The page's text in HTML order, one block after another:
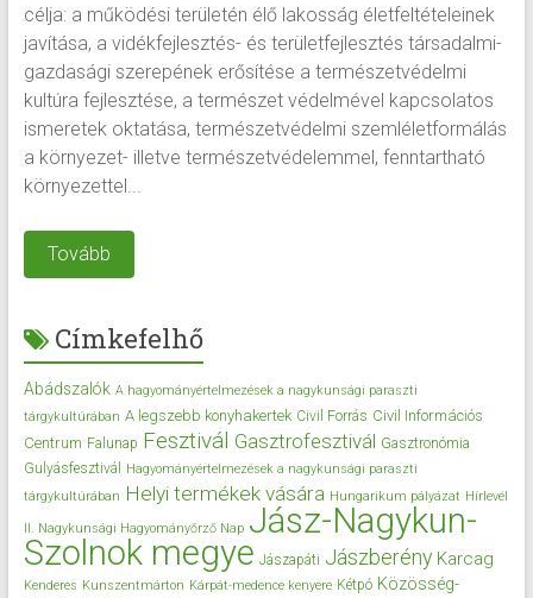
célja: a működési területén élő lakosság életfeltételeinek
javítása, a vidékfejlesztés- és területfejlesztés társadalmi-
gazdasági szerepének erősítése a természetvédelmi
kultúra fejlesztése, a természet védelmével kapcsolatos
ismeretek oktatása, természetvédelmi szemléletformálás
a környezet- illetve természetvédelemmel, fenntartható
környezettel...
Tovább
Címkefelhő
Abádszalók A hagyományértelmezések a nagykunsági paraszti
tárgykultúrában A legszebb konyhakertek Civil Forrás Civil Információs
Centrum Falunap Fesztivál Gasztrofesztivál Gasztronómia
Gulyásfesztivál
Hagyományértelmezések a nagykunsági paraszti
tárgykultúrában Helyi termékek vására Hungarikum pályázat Hírlevél
II. Nagykunsági Hagyományőrző Nap Jász-Nagykun-
Szolnok megye Jászapáti Jászberény Karcag
Kenderes Kunszentmárton Kárpát-medence kenyere Kétpó Közösség-